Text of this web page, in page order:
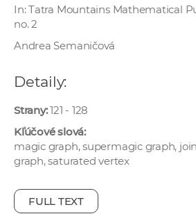
In: Tatra Mountains Mathematical
no. 2
Andrea Semaničová
Detaily:
Strany:121 - 128
Kľúčové slová:
magic graph, supermagic graph,
graph, saturated vertex
FULL TEXT